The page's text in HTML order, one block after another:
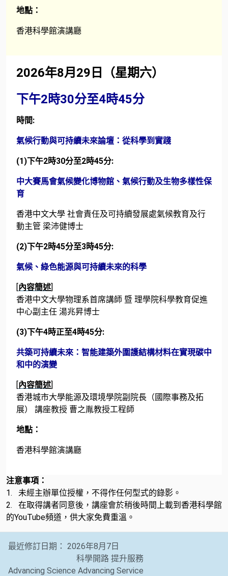
地點：
香港科學館演講廳
2026年8月29日（星期六）
下午2時30分至4時45分
時間:
氣候行動與可持續未來論壇：從科學到實踐
(1)下午2時30分至2時45分:
中大賽馬會氣候變化博物館、氣候行動及生物多樣性保
育
香港中文大學 社會責任及可持續發展處氣候教育及行
動主管 梁沛健博士
(2)下午2時45分至3時45分:
氣候、綠色能源與可持續未來的科學
內容簡述
香港中文大學物理系首席講師 暨 理學院科學教育促進
中心副主任 湯兆昇博士
(3)下午4時正至4時45分:
共築可持續未來：智能建築外圍護結構材料在實現碳中
和中的演變
內容簡述
香港城市大學能源及環境學院副院長（國際事務及拓
展） 講座教授 曹之胤教授工程師
地點：
香港科學館演講廳
注意事項：
1. 未經主辦單位授權，不得作任何型式的錄影。
2. 在取得講者同意後，講座會於稍後時間上載到香港科學館
的YouTube頻道，供大家免費重溫。
最近修訂日期： 2026年8月7日
科學開路 提升服務
Advancing Science Advancing Service